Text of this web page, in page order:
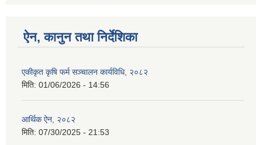
ऐन, कानुन तथा निर्देशिका
एकीकृत कृषि फर्म सञ्चालन कार्यविधि, २०८२
मिति: 01/06/2026 - 14:56
आर्थिक ऐन, २०८२
मिति: 07/30/2025 - 21:53